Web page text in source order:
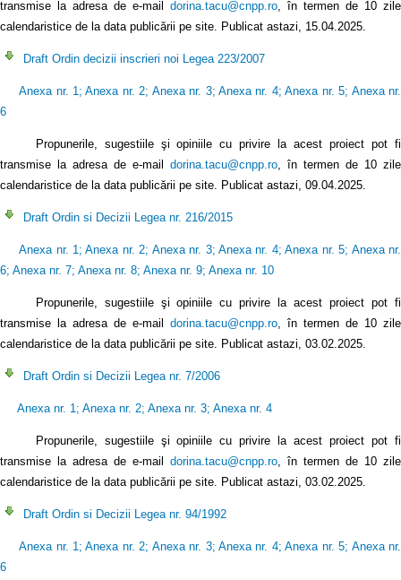
transmise la adresa de e-mail dorina.tacu@cnpp.ro , în termen de 10 zile
calendaristice de la data publicării pe site. Publicat astazi, 15.04.2025.
Draft Ordin decizii inscrieri noi Legea 223/2007
Anexa nr. 1 ;Anexa nr. 2; Anexa nr. 3;Anexa nr. 4;Anexa nr. 5; Anexa nr.
6
Propunerile, sugestiile şi opiniile cu privire la acest proiect pot fi
transmise la adresa de e-mail dorina.tacu@cnpp.ro , în termen de 10 zile
calendaristice de la data publicării pe site. Publicat astazi, 09.04.2025.
Draft Ordin si Decizii Legea nr. 216/2015
Anexa nr. 1 ;Anexa nr. 2; Anexa nr. 3;Anexa nr. 4;Anexa nr. 5; Anexa nr.
6; Anexa nr. 7; Anexa nr. 8; Anexa nr. 9; Anexa nr. 10
Propunerile, sugestiile şi opiniile cu privire la acest proiect pot fi
transmise la adresa de e-mail dorina.tacu@cnpp.ro , în termen de 10 zile
calendaristice de la data publicării pe site. Publicat astazi, 03.02.2025.
Draft Ordin si Decizii Legea nr. 7/2006
Anexa nr. 1 ; Anexa nr. 2; Anexa nr. 3; Anexa nr. 4
Propunerile, sugestiile şi opiniile cu privire la acest proiect pot fi
transmise la adresa de e-mail dorina.tacu@cnpp.ro , în termen de 10 zile
calendaristice de la data publicării pe site. Publicat astazi, 03.02.2025.
Draft Ordin si Decizii Legea nr. 94/1992
Anexa nr. 1 ;Anexa nr. 2; Anexa nr. 3;Anexa nr. 4; Anexa nr. 5; Anexa nr.
6